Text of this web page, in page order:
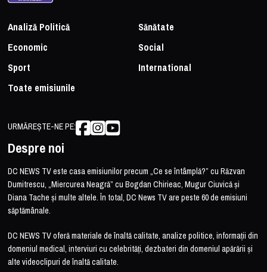
Analiză Politică
Sănătate
Economic
Social
Sport
International
Toate emisiunile
URMĂREȘTE-NE PE:
Despre noi
DC NEWS TV este casa emisiunilor precum „Ce se întâmplă?” cu Răzvan
Dumitrescu, „Miercurea Neagră” cu Bogdan Chirieac, Mugur Ciuvică și
Diana Tache și multe altele. În total, DC News TV are peste 60 de emisiuni
săptămânale.
DC NEWS TV oferă materiale de înaltă calitate, analize politice, informații din
domeniul medical, interviuri cu celebrități, dezbateri din domeniul apărării și
alte videoclipuri de înaltă calitate.